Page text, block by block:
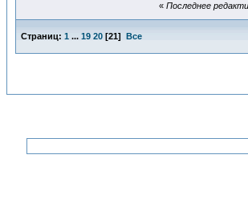
« Последнее
Страниц: 1 ... 19 20 [21] Все